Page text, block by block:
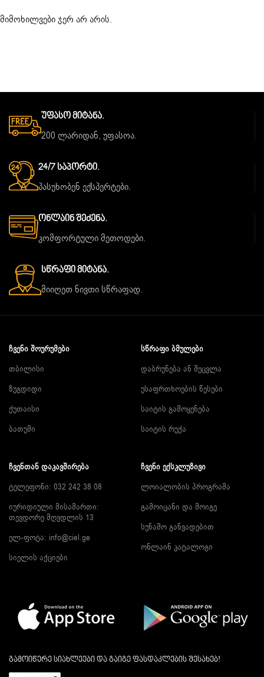
მიმოხილვები ჯერ არ არის.
Უფასო Მიტანა.
200 ლარიდან, უფასოა.
24/7 Საპორტი.
პასუხობენ ექსპერტები.
Ონლაინ Შეძენა.
კომფორტული მეთოდები.
Სწრაფი Მიტანა.
მიიღეთ ნივთი სწრაფად.
ᲩᲕᲔᲜᲘ ᲨᲝᲣᲠᲣᲛᲔᲑᲘ
თბილისი
ზუგდიდი
ქუთაისი
ბათუმი
ᲡᲬᲠᲐᲤᲘ ᲑᲛᲣᲚᲔᲑᲘ
დაბრუნება ან შეცვლა
უსაფრთხოების წესები
საიტის გამოყენება
საიტის რუქა
ᲩᲕᲔᲜᲗᲐᲜ ᲓᲐᲙᲐᲕᲨᲘᲠᲔᲑᲐ
ტელეფონი: 032 242 38 08
იურიდიული მისამართი:
თევდორე მღვდლის 13
ელ-ფოტა: info@ciel.ge
სიელის აქციები
ᲩᲕᲔᲜᲘ ᲔᲥᲡᲙᲚᲣᲖᲘᲕᲘ
ლოიალობის პროგრამა
გამოიცანი და მოიგე
სუნამო განვადებით
ონლაინ კატალოგი
გამოიწერე სიახლეები და გაიგე ფასდაკლების შესახებ!